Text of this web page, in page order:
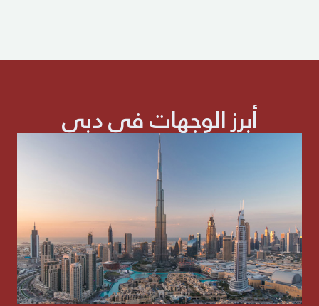
أبرز الوجهات في دبي